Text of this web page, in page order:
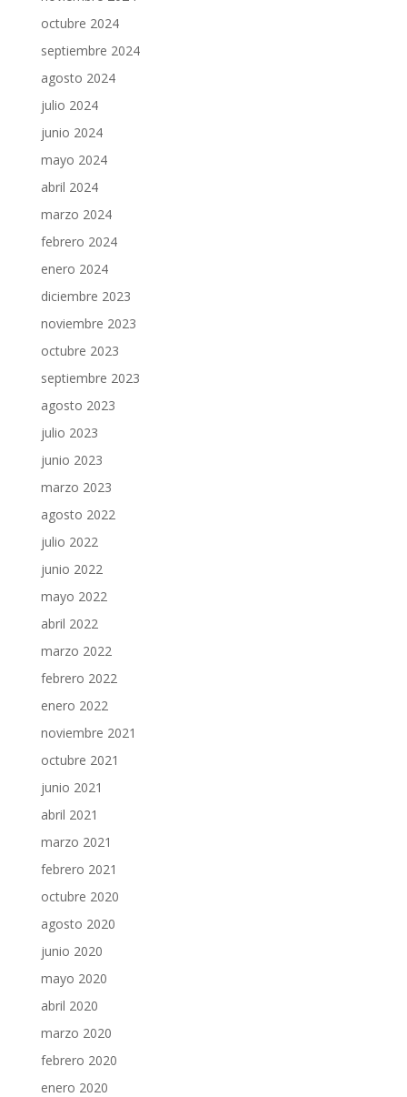
octubre 2024
septiembre 2024
agosto 2024
julio 2024
junio 2024
mayo 2024
abril 2024
marzo 2024
febrero 2024
enero 2024
diciembre 2023
noviembre 2023
octubre 2023
septiembre 2023
agosto 2023
julio 2023
junio 2023
marzo 2023
agosto 2022
julio 2022
junio 2022
mayo 2022
abril 2022
marzo 2022
febrero 2022
enero 2022
noviembre 2021
octubre 2021
junio 2021
abril 2021
marzo 2021
febrero 2021
octubre 2020
agosto 2020
junio 2020
mayo 2020
abril 2020
marzo 2020
febrero 2020
enero 2020